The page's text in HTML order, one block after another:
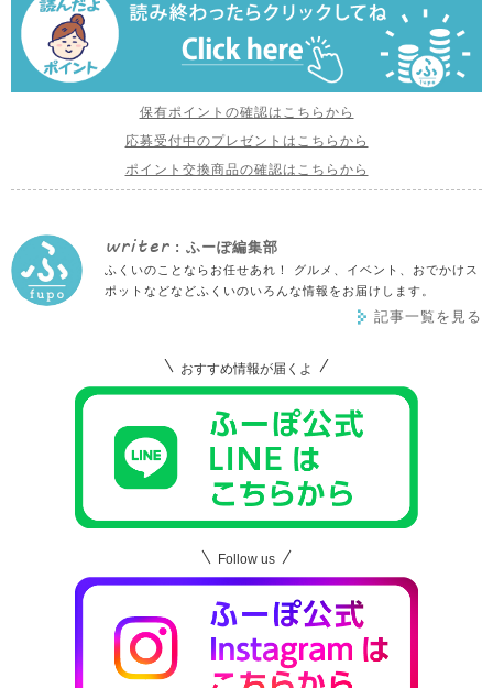
保有ポイントの確認はこちらから
応募受付中のプレゼントはこちらから
ポイント交換商品の確認はこちらから
writer : ふーぽ編集部
ふくいのことならお任せあれ！ グルメ、イベント、おでかけス
ポットなどなどふくいのいろんな情報をお届けします。
記事一覧を見る
おすすめ情報が届くよ
Follow us